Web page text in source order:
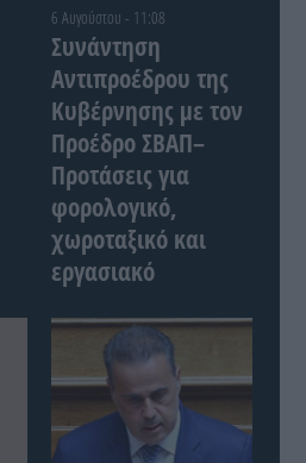
6 Αυγούστου - 11:08
Συνάντηση
Αντιπροέδρου της
Κυβέρνησης με τον
Προέδρο ΣΒΑΠ–
Προτάσεις για
φορολογικό,
χωροταξικό και
εργασιακό